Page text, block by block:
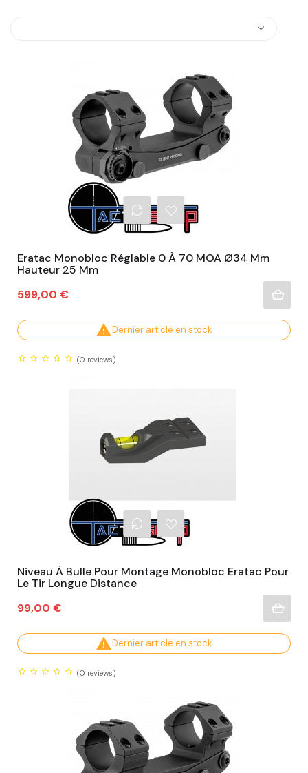
Eratac Monobloc Réglable 0 À 70 MOA Ø34 Mm
Hauteur 25 Mm
Prix
599,00 €
Dernier article en stock
(0 reviews)
Niveau À Bulle Pour Montage Monobloc Eratac Pour
Le Tir Longue Distance
Prix
99,00 €
Dernier article en stock
(0 reviews)